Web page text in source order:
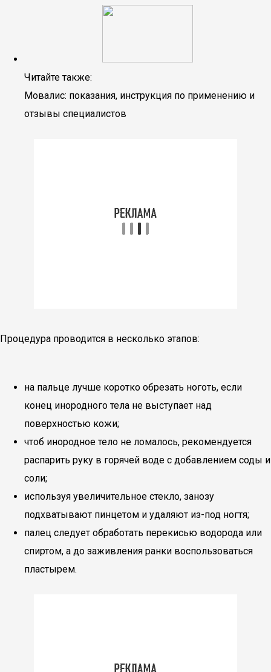
Читайте также:
Мовалис: показания, инструкция по применению и
отзывы специалистов
Процедура проводится в несколько этапов:
на пальце лучше коротко обрезать ноготь, если
конец инородного тела не выступает над
поверхностью кожи;
чтоб инородное тело не ломалось, рекомендуется
распарить руку в горячей воде с добавлением соды и
соли;
используя увеличительное стекло, занозу
подхватывают пинцетом и удаляют из-под ногтя;
палец следует обработать перекисью водорода или
спиртом, а до заживления ранки воспользоваться
пластырем.